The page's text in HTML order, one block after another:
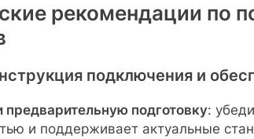
рекомендации по
подключения и
предварительную подготовку:
и поддерживает актуальные